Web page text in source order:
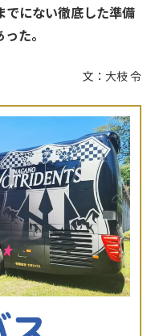
でにない徹底した準備
た。
文：大枝 令